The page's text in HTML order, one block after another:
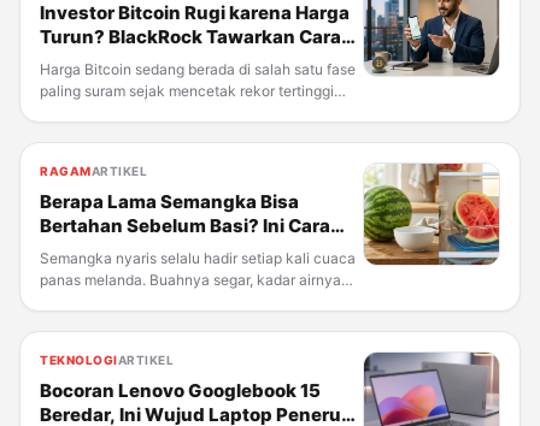
Investor Bitcoin Rugi karena Harga
Turun? BlackRock Tawarkan Cara
Baru Tetap Dapat Untung Bulanan
Harga Bitcoin sedang berada di salah satu fase
paling suram sejak mencetak rekor tertinggi
sesuatu yang selama
RAGAMARTIKEL
Berapa Lama Semangka Bisa
Bertahan Sebelum Basi? Ini Cara
Menyimpannya yang Benar
Semangka nyaris selalu hadir setiap kali cuaca
panas melanda. Buahnya segar, kadar airnya
dijadikan minuman
TEKNOLOGIARTIKEL
Bocoran Lenovo Googlebook 15
Beredar, Ini Wujud Laptop Penerus